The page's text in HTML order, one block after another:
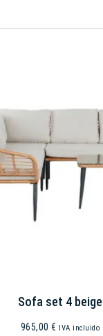
Sofa set 4 beige
965,00€ IVA incluido